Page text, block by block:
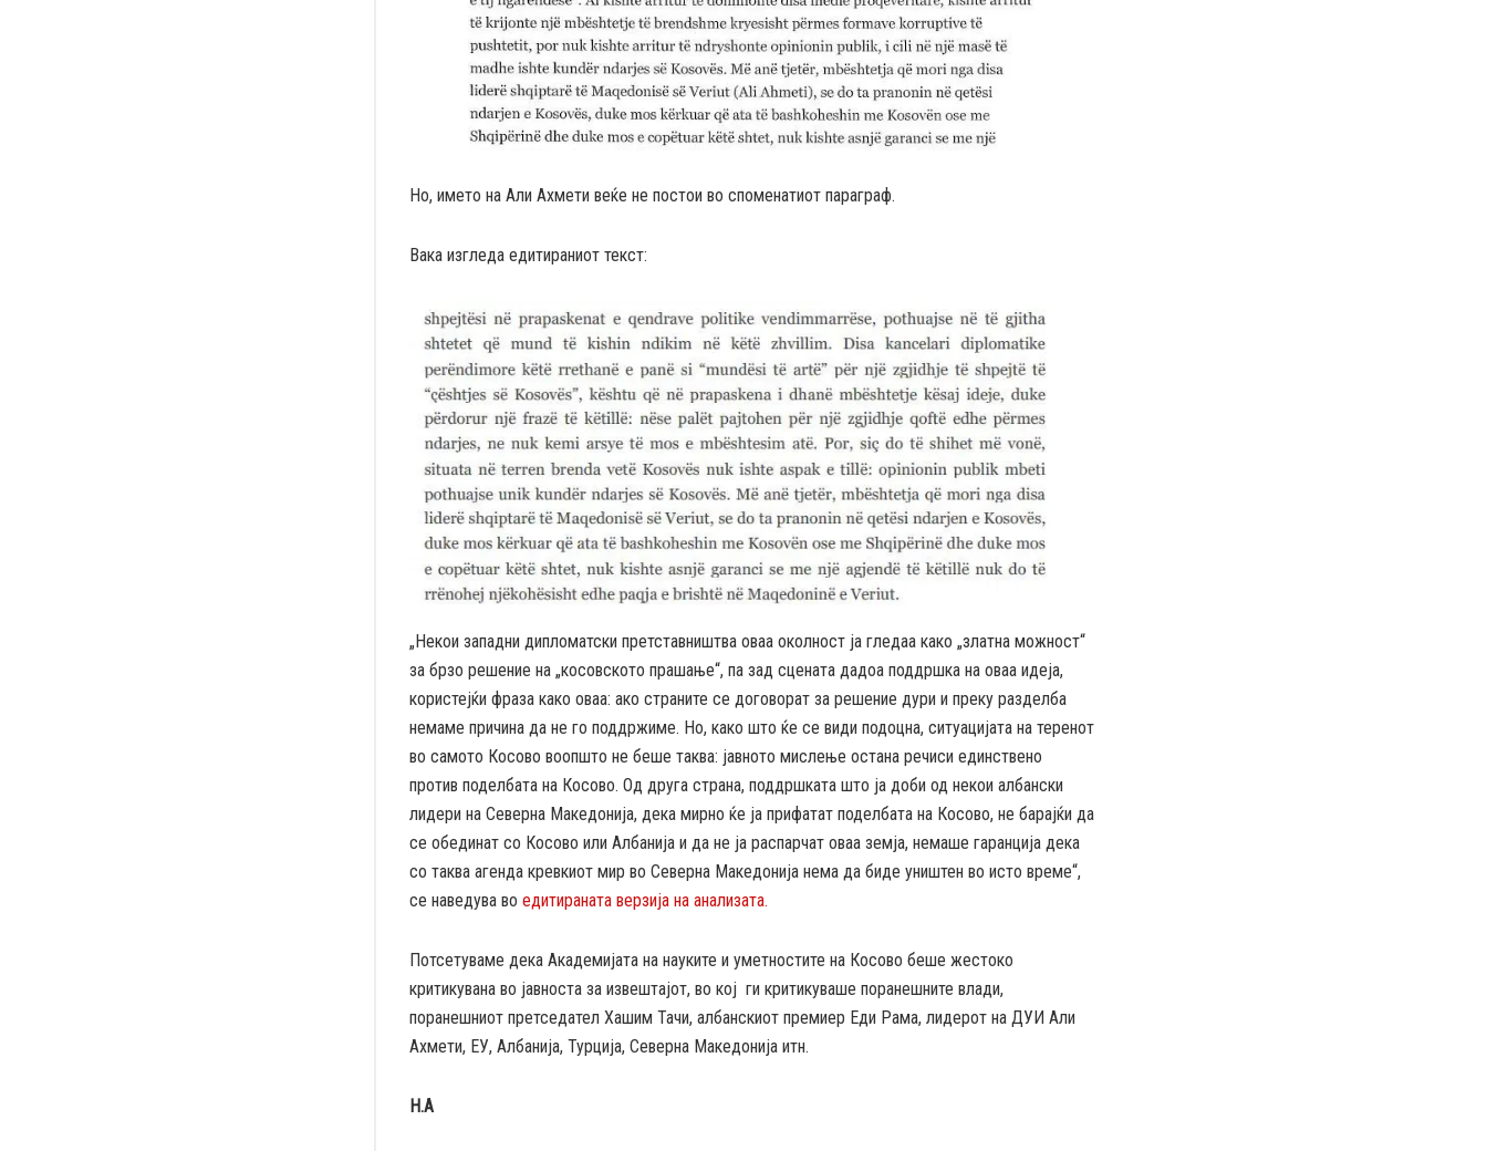
Но, името на Али Ахмети веќе не постои во споменатиот параграф.
Вака изгледа едитираниот текст:
„Некои западни дипломатски претставништва оваа околност ја гледаа како „златна можност“
за брзо решение на „косовското прашање“, па зад сцената дадоа поддршка на оваа идеја,
користејќи фраза како оваа: ако страните се договорат за решение дури и преку разделба
немаме причина да не го поддржиме. Но, како што ќе се види подоцна, ситуацијата на теренот
во самото Косово воопшто не беше таква: јавното мислење остана речиси единствено
против поделбата на Косово. Од друга страна, поддршката што ја доби од некои албански
лидери на Северна Македонија, дека мирно ќе ја прифатат поделбата на Косово, не барајќи да
се обединат со Косово или Албанија и да не ја распарчат оваа земја, немаше гаранција дека
со таква агенда кревкиот мир во Северна Македонија нема да биде уништен во исто време“,
се наведува во едитираната верзија на анализата.
Потсетуваме дека Академијата на науките и уметностите на Косово беше жестоко
критикувана во јавноста за извештајот, во кој ги критикуваше поранешните влади,
поранешниот претседател Хашим Тачи, албанскиот премиер Еди Рама, лидерот на ДУИ Али
Ахмети, ЕУ, Албанија, Турција, Северна Македонија итн.
Н.А